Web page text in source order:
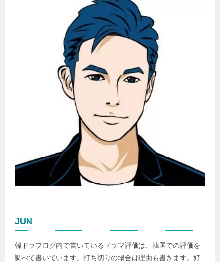
JUN
韓ドラブログ内で書いているドラマ評価は、韓国での評価を
調べて書いています。打ち切りの場合は理由も書きます。好